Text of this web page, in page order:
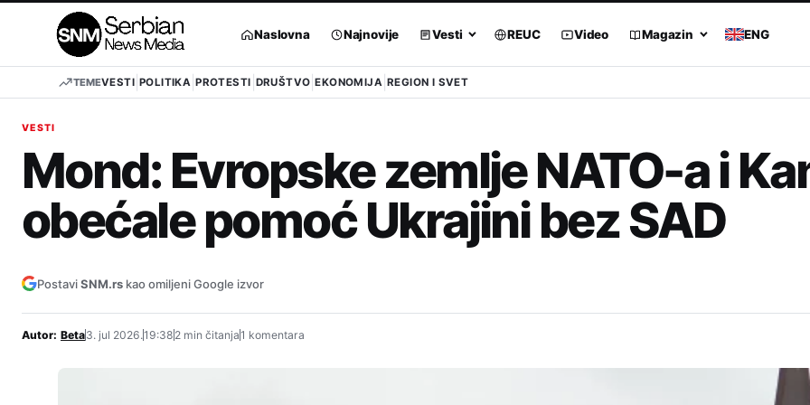
Naslovna Najnovije Vesti REUC Video Magazin ENG
TEMEVESTI POLITIKA PROTESTI DRUŠTVO EKONOMIJA REGION I SVET
VESTI
Mond: Evropske zemlje NATO-a i
obećale pomoć Ukrajini bez SAD
PostaviSNM.rs kao omiljeni Google izvor
Autor: Beta3. jul 2026.19:38 2 min čitanja1 komentara